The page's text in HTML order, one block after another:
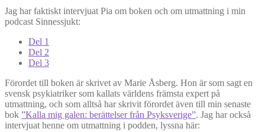
Jag har faktiskt intervjuat Pia om boken och om utmattning i min
podcast Sinnessjukt:
Del 1
Del 2
Del 3
Förordet till boken är skrivet av Marie Åsberg. Hon är som sagt en
svensk psykiatriker som kallats världens främsta expert på
utmattning, och som alltså har skrivit förordet även till min senaste
bok ”Kalla mig galen: berättelser från Psyksverige”. Jag har också
intervjuat henne om utmattning i podden, lyssna här: